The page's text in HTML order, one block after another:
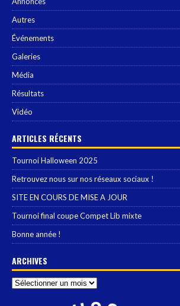
Autres
Événements
Galeries
Média
Résultats
Vidéo
ARTICLES RÉCENTS
Tournoi Halloween 2025
Retrouvez nous sur nos réseaux sociaux !
SITE EN COURS DE MISE A JOUR
Tournoi final coupe Compet Lib mixte
Bonne année !
ARCHIVES